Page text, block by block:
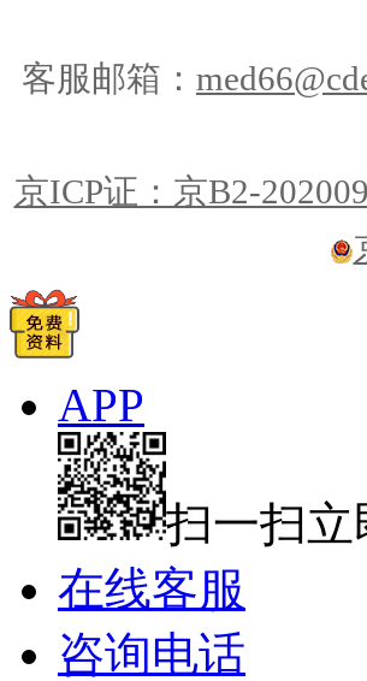
客服邮箱：
京ICP证：京B2-
APP
扫一扫立
在线客服
咨询电话